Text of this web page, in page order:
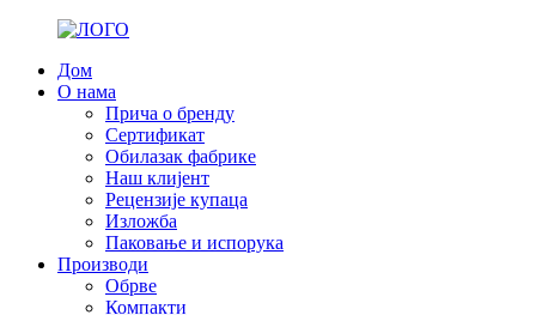
Дом
О нама
Прича о бренду
Сертификат
Обилазак фабрике
Наш клијент
Рецензије купаца
Изложба
Паковање и испорука
Производи
Обрве
Компакти